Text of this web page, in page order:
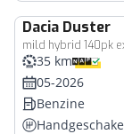
Dacia Duster
35 km
05-2026
Benzine